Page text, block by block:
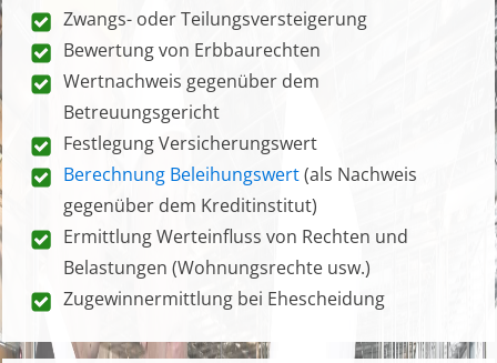
Zwangs- oder Teilungsversteigerung
Bewertung von Erbbaurechten
Wertnachweis gegenüber dem
Betreuungsgericht
Festlegung Versicherungswert
Berechnung Beleihungswert(als Nachweis
gegenüber dem Kreditinstitut)
Ermittlung Werteinfluss von Rechten und
Belastungen (Wohnungsrechte usw.)
Zugewinnermittlung bei Ehescheidung